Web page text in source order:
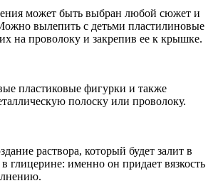
может быть выбран любой сюжет и
вылепить с детьми пластилиновые
на проволоку и закрепив ее к крышке.
пластиковые фигурки и также
полоску или проволоку.
раствора, который будет залит в
в глицерине: именно он придает вязкость